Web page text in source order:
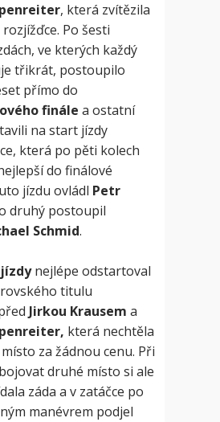
, která zvítězila
Po šesti
ve kterých každý
třikrát, postoupilo
přímo do
finále a ostatní
na start jízdy
která po pěti kolech
do finálové
jízdu ovládl Petr
druhý postoupil
Schmid.
nejlépe odstartoval
titulu
Jirkou Krausem a
která nechtěla
za žádnou cenu. Při
druhé místo si ale
záda a v zatáčce po
manévrem podjel